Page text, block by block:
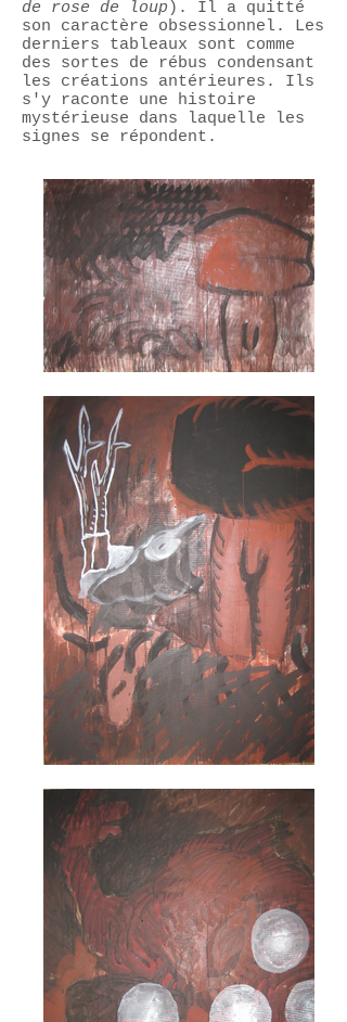
de rose de loup ). Il a quitté
son caractère obsessionnel. Les
derniers tableaux sont comme
des sortes de rébus condensant
les créations antérieures. Ils
s'y raconte une histoire
mystérieuse dans laquelle les
signes se répondent.